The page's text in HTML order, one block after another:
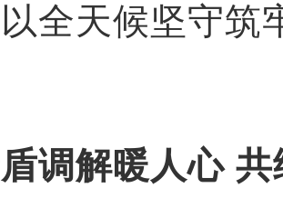
全天候坚守筑
调解暖人心